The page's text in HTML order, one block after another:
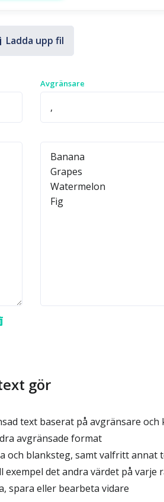
Ladda upp fil
Avgränsare
gör
text baserat på avgränsare
avgränsade format
och blanksteg, samt valfritt annat
det andra värdet på varje
spara eller bearbeta vidare